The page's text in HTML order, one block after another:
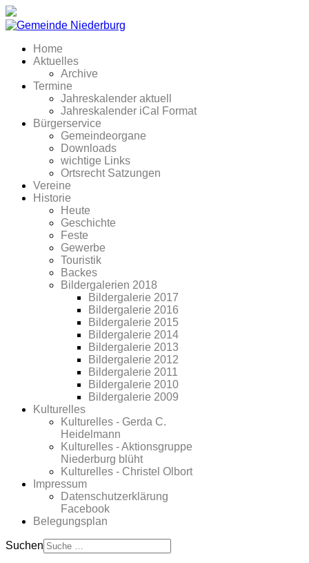
Home
Aktuelles
Archive
Termine
Jahreskalender aktuell
Jahreskalender iCal Format
Bürgerservice
Gemeindeorgane
Downloads
wichtige Links
Ortsrecht Satzungen
Vereine
Historie
Heute
Geschichte
Feste
Gewerbe
Touristik
Backes
Bildergalerien 2018
Bildergalerie 2017
Bildergalerie 2016
Bildergalerie 2015
Bildergalerie 2014
Bildergalerie 2013
Bildergalerie 2012
Bildergalerie 2011
Bildergalerie 2010
Bildergalerie 2009
Kulturelles
Kulturelles - Gerda C.
Heidelmann
Kulturelles - Aktionsgruppe
Niederburg blüht
Kulturelles - Christel Olbort
Impressum
Datenschutzerklärung
Facebook
Belegungsplan
Suchen